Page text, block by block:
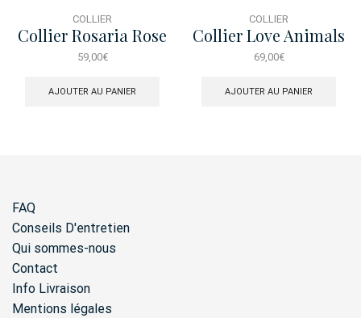
COLLIER
Collier Rosaria Rose
59,00€
AJOUTER AU PANIER
COLLIER
Collier Love Animals
Rose
69,00€
AJOUTER AU PANIER
FAQ
Conseils D'entretien
Qui sommes-nous
Contact
Info Livraison
Mentions légales